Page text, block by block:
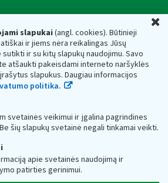
slapukai(angl. cookies). Būtinieji
ir jiems nėra reikalingas Jūsų
ir su kitų slapukų naudojimu. Savo
atšaukti pakeisdami interneto naršyklės
slapukus. Daugiau informacijos
politika.
svetainės veikimui ir įgalina pagrindines
šių slapukų svetainė negali tinkamai veikti.
apie svetainės naudojimą ir
patirties gerinimui.
ministerijos
asmens kodas — 188659752,
g. 14, 01107 Vilnius, Lietuva, el.paštas:
dėžutės adresas 188659752
mokesčių inspekciją prie Lietuvos
kaupiami ir saugomi Juridinių